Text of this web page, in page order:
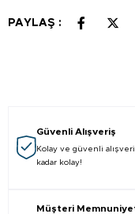
PAYLAŞ :
Güvenli Alışveriş
Kolay ve güvenli
kadar kolay!
Müşteri